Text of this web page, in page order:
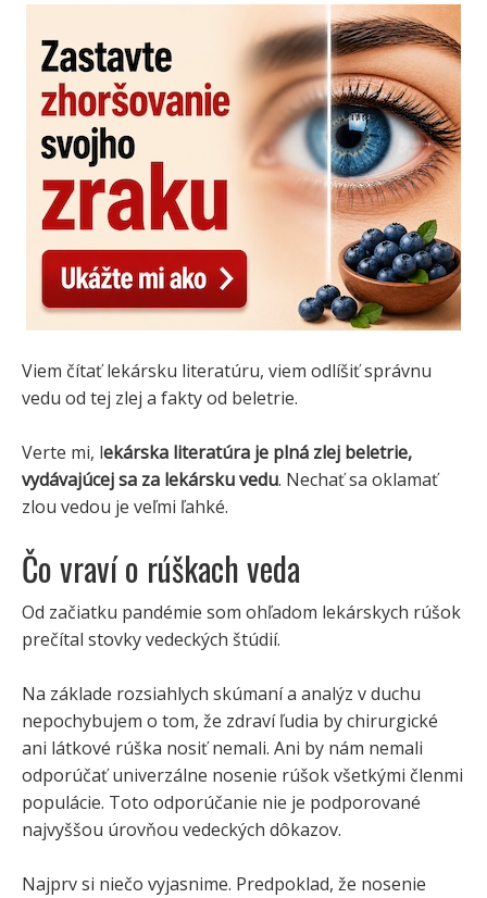
Viem čítať lekársku literatúru, viem odlíšiť správnu
vedu od tej zlej a fakty od beletrie.
Verte mi, lekárska literatúra je plná zlej beletrie,
vydávajúcej sa za lekársku vedu. Nechať sa oklamať
zlou vedou je veľmi ľahké.
Čo vraví o rúškach veda
Od začiatku pandémie som ohľadom lekárskych rúšok
prečítal stovky vedeckých štúdií.
Na základe rozsiahlych skúmaní a analýz v duchu
nepochybujem o tom, že zdraví ľudia by chirurgické
ani látkové rúška nosiť nemali. Ani by nám nemali
odporúčať univerzálne nosenie rúšok všetkými členmi
populácie. Toto odporúčanie nie je podporované
najvyššou úrovňou vedeckých dôkazov.
Najprv si niečo vyjasnime. Predpoklad, že nosenie